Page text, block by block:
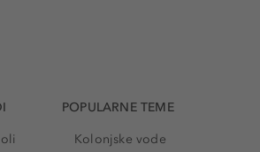
POPULARNE TEME
Kolonjske vode